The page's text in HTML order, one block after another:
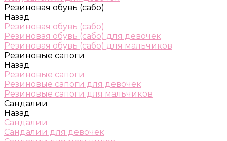
Резиновая обувь (сабо)
Назад
Резиновая обувь (сабо)
Резиновая обувь (сабо) для девочек
Резиновая обувь (сабо) для мальчиков
Резиновые сапоги
Назад
Резиновые сапоги
Резиновые сапоги для девочек
Резиновые сапоги для мальчиков
Сандалии
Назад
Сандалии
Сандалии для девочек